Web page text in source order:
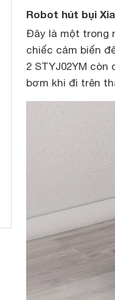
Robot hút bụi
Đây là một trong
chiếc cảm biến
2 STYJ02YM
bơm khi đi trên